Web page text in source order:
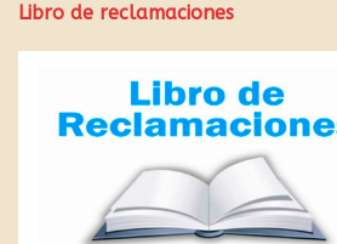
Libro de reclamaciones